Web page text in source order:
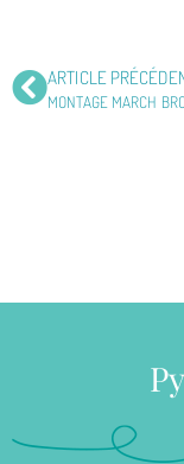
ARTICLE